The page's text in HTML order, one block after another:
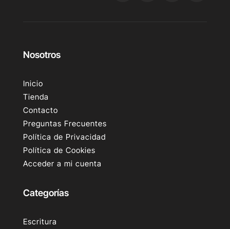
Nosotros
Inicio
Tienda
Contacto
Preguntas Frecuentes
Política de Privacidad
Política de Cookies
Acceder a mi cuenta
Categorías
Escritura